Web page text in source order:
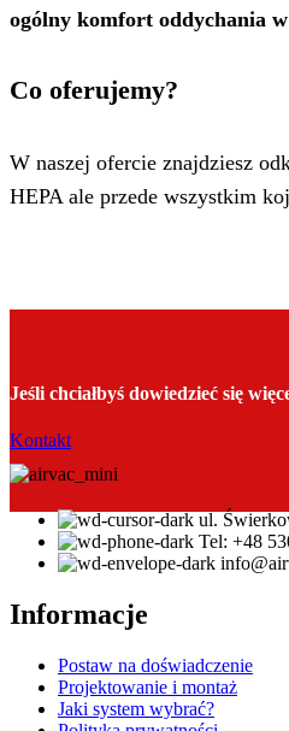
ogólny komfort oddychania
Co oferujemy?
W naszej ofercie znajdziesz
HEPA ale przede wszystkim
Jeśli chciałbyś dowiedzieć się
Kontakt
ul.
Tel: +48
Informacje
Postaw na doświadczenie
Projektowanie i montaż
Jaki system wybrać?